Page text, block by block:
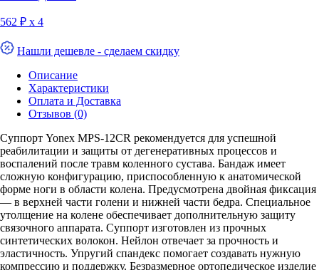
562 ₽ х 4
Нашли дешевле - сделаем скидку
Описание
Характеристики
Оплата и Доставка
Отзывов (0)
Суппорт Yonex MPS-12CR рекомендуется для успешной
реабилитации и защиты от дегенеративных процессов и
воспалений после травм коленного сустава. Бандаж имеет
сложную конфигурацию, приспособленную к анатомической
форме ноги в области колена. Предусмотрена двойная фиксация
— в верхней части голени и нижней части бедра. Специальное
утолщение на колене обеспечивает дополнительную защиту
связочного аппарата. Суппорт изготовлен из прочных
синтетических волокон. Нейлон отвечает за прочность и
эластичность. Упругий спандекс помогает создавать нужную
компрессию и поддержку. Безразмерное ортопедическое изделие